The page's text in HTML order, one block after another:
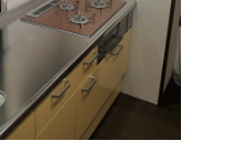
前のキッチン
ガラっとイメージが変わりました